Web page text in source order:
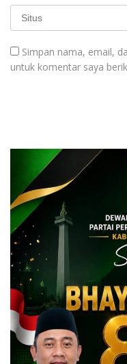
Simpan nama, email,
untuk komentar saya